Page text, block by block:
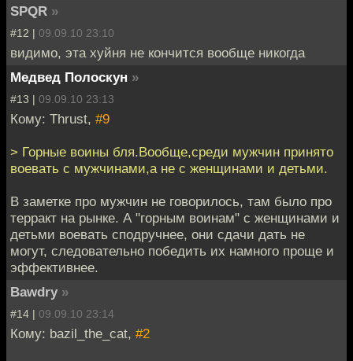
SPQR »
#12 | 09.09.10 23:10
видимо, эта хуйня не кончится вообще никогда
Медвед Полоскун »
#13 | 09.09.10 23:13
Кому: Thrust, #9
> Горные воины бля.Вообще,среди мужчин принято
воевать с мужчинами,а не с женщинами и детьми.
В заметке про мужчин не говорилось, там было про
терракт на рынке. А "горным воинам" с женщинами и
детьми воевать сподручнее, они сдачи дать не
могут, следовательно победить их намного проще и
эффективнее.
Bawdry »
#14 | 09.09.10 23:14
Кому: bazil_the_cat, #2